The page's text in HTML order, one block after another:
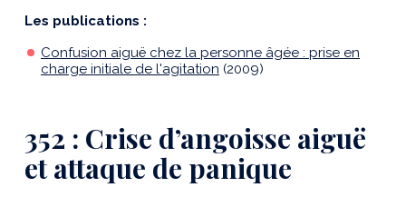
Les publications :
Confusion aiguë chez la personne âgée : prise en
charge initiale de l'agitation (2009)
352 : Crise d’angoisse aiguë
et attaque de panique